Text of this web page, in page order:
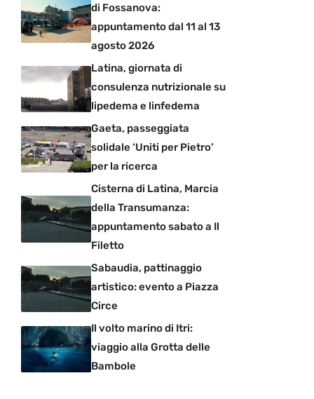
di Fossanova:
appuntamento dal 11 al 13
agosto 2026
Latina, giornata di
consulenza nutrizionale su
lipedema e linfedema
Gaeta, passeggiata
solidale ‘Uniti per Pietro’
per la ricerca
Cisterna di Latina, Marcia
della Transumanza:
appuntamento sabato a Il
Filetto
Sabaudia, pattinaggio
artistico: evento a Piazza
Circe
Il volto marino di Itri:
viaggio alla Grotta delle
Bambole